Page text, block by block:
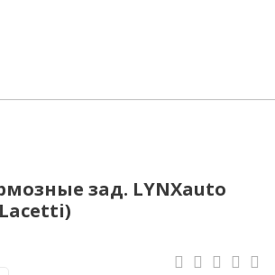
зад. LYNXauto
Lacetti)